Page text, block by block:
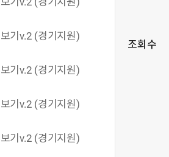
기v.2 (경기지원)
기v.2 (경기지원)
기v.2 (경기지원)
기v.2 (경기지원)
조회수